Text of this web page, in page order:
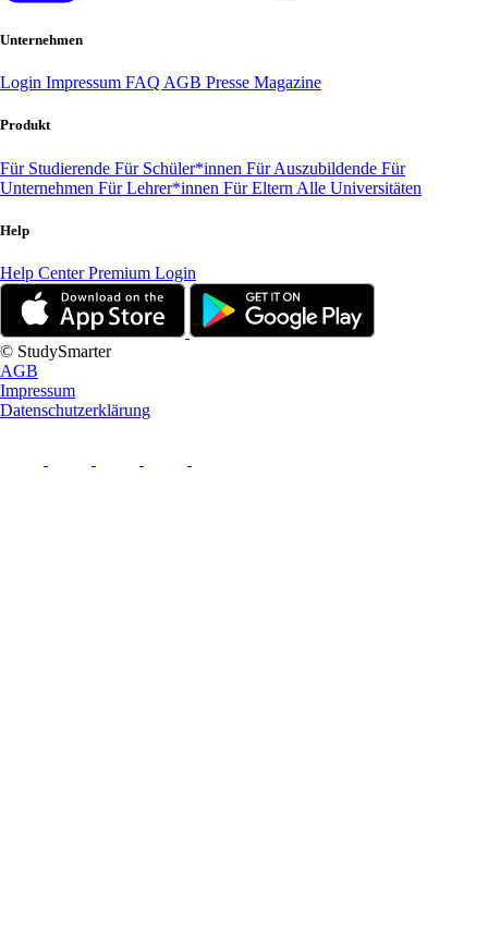
Unternehmen
Login Impressum FAQ AGB Presse Magazine
Produkt
Für Studierende Für Schüler*innen Für Auszubildende Für
Unternehmen Für Lehrer*innen Für Eltern Alle Universitäten
Help
Help CenterPremium Login
© StudySmarter
AGB
Impressum
Datenschutzerklärung